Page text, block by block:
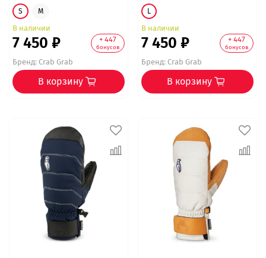
S M
В наличии
7 450 ₽ + 447
бонусов
Бренд:Crab Grab
В корзину
L
В наличии
7 450 ₽ + 447
бонусов
Бренд:Crab Grab
В корзину